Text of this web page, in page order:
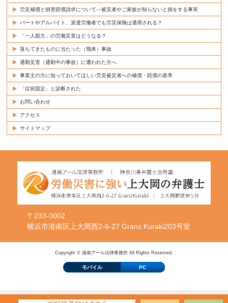
労災補償と損害賠償請求について―被災者やご家族が知らないと損をする事実
パートやアルバイト、派遣労働者でも労災保険は適用される？
「一人親方」の労働災害はどうなる？
落ちてきたものに当たった（飛来）事故
通勤災害（通勤中の事故）に遭われた方へ
事業主の方に知っておいてほしい労災被災者への補償・賠償の基準
「症状固定」と診断された
お問い合わせ
アクセス
サイトマップ
〒233-0002
横浜市港南区上大岡西2-6-27 Granz Kuraki203号室
Copyright © 港南アール法律事務所 All Rights Reserved.
モバイル PC